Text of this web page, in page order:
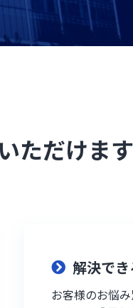
ただけます
解決で
お客様のお悩